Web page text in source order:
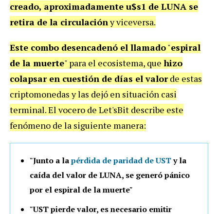
creado, aproximadamente u$s1 de LUNA se
retira de la circulacióny viceversa.
Este combo desencadenó el llamado"espiral
de la muerte" para el ecosistema, que hizo
colapsar en cuestión de días el valorde estas
criptomonedas y las dejó en situación casi
terminal. El vocero de Let'sBit describe este
fenómeno de la siguiente manera:
"Junto a lapérdida de paridad de USTy la
caída del valor de LUNA, se generó pánico
por el espiral de la muerte"
"UST pierde valor, es necesario emitir